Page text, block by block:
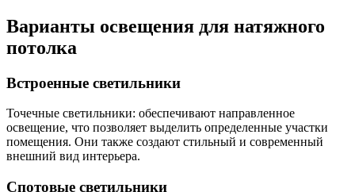
Варианты освещения для натяжного
потолка
Встроенные светильники
Точечные светильники: обеспечивают направленное
освещение, что позволяет выделить определенные участки
помещения. Они также создают стильный и современный
внешний вид интерьера.
Спотовые светильники